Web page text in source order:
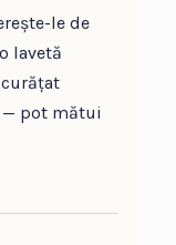
le de
lavetă
— pot mătui